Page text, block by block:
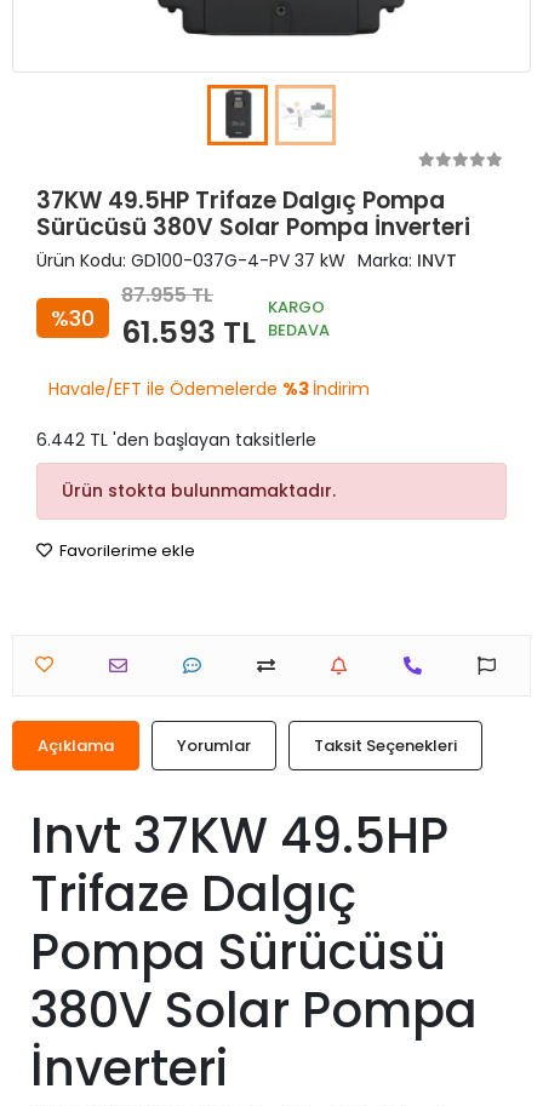
37KW 49.5HP Trifaze Dalgıç Pompa
Sürücüsü 380V Solar Pompa İnverteri
Ürün Kodu: GD100-037G-4-PV 37 kW Marka: INVT
%30
87.955 TL
61.593 TL
KARGO
BEDAVA
Havale/EFT ile Ödemelerde %3 İndirim
6.442 TL 'den başlayan taksitlerle
Ürün stokta bulunmamaktadır.
Favorilerime ekle
Açıklama Yorumlar Taksit Seçenekleri
Invt 37KW 49.5HP
Trifaze Dalgıç
Pompa Sürücüsü
380V Solar Pompa
İnverteri